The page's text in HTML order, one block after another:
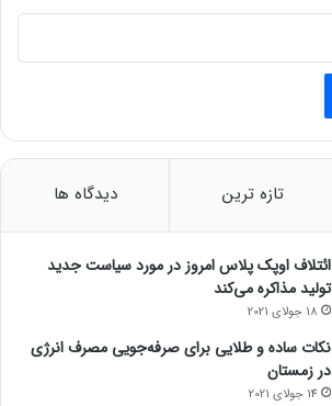
تازه ترین دیدگاه ها
ائتلاف اوپک پلاس امروز در مورد سیاست جدید
تولید مذاکره می‌کند
18 جولای 2021
نکات ساده و طلایی برای صرفه‌جویی مصرف انرژی
در زمستان
14 جولای 2021